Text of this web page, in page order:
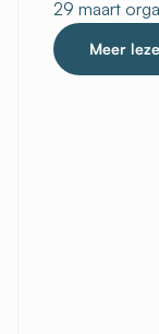
29 maart
Meer